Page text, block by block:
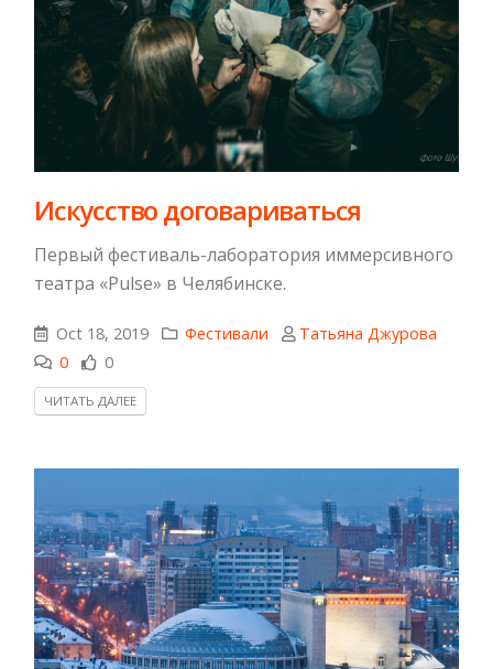
Искусство договариваться
Первый фестиваль-лаборатория иммерсивного
театра «Pulsе» в Челябинске.
Oct 18, 2019 Фестивали
Татьяна Джурова
0
0
ЧИТАТЬ ДАЛЕЕ